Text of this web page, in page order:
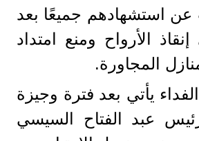
عن استشهادهم جميعًا بعد
الأرواح ومنع امتداد
المجاورة.
يأتي بعد فترة وجيزة
عبد الفتاح السيسي